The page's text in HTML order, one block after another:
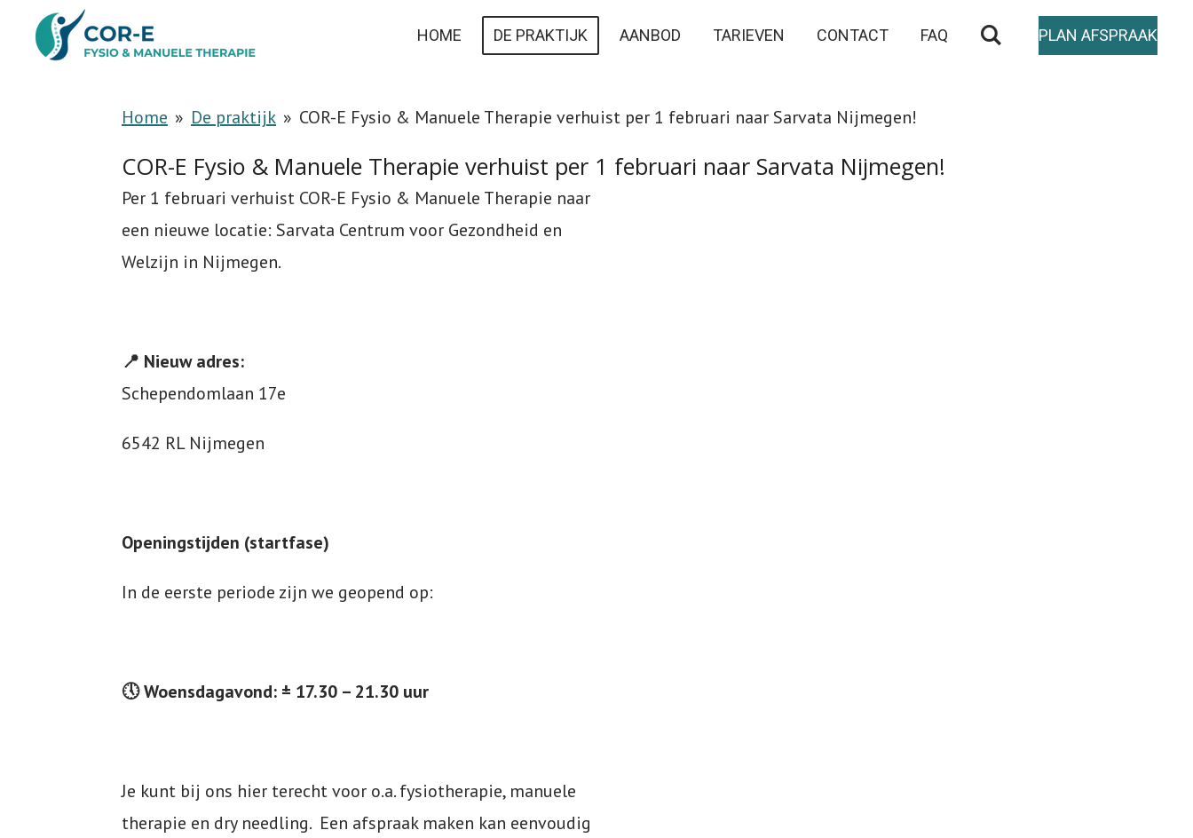
direct
HOME DE PRAKTIJK AANBOD TARIEVEN CONTACT FAQ PLAN AFSPRAAK
Home » De praktijk » COR-E Fysio & Manuele Therapie verhuist per 1 februari naar Sarvata Nijmegen!
COR-E Fysio & Manuele Therapie verhuist per 1 februari naar Sarvata Nijmegen!
Per 1 februari verhuist COR-E Fysio & Manuele Therapie naar
een nieuwe locatie: Sarvata Centrum voor Gezondheid en
Welzijn in Nijmegen.
📍 Nieuw adres:
Schependomlaan 17e
6542 RL Nijmegen
Openingstijden (startfase)
In de eerste periode zijn we geopend op:
🕔 Woensdagavond: ± 17.30 – 21.30 uur
Je kunt bij ons hier terecht voor o.a. fysiotherapie, manuele
therapie en dry needling. Een afspraak maken kan eenvoudig